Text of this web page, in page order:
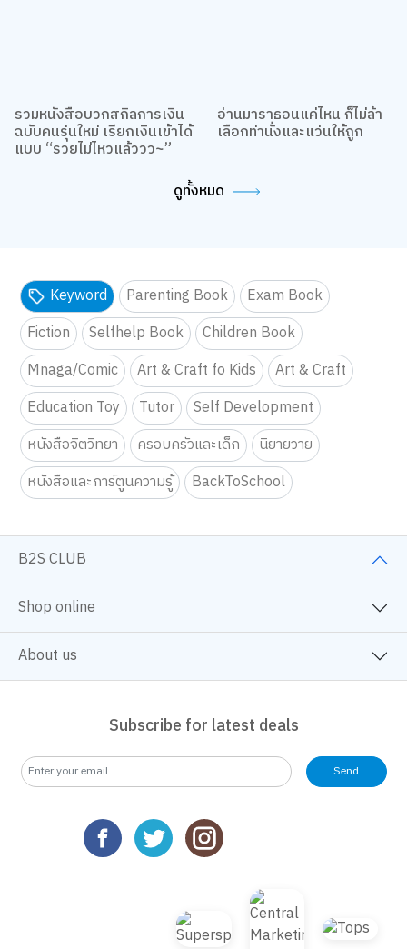
รวมหนังสือบวกสกิลการเงิน
ฉบับคนรุ่นใหม่ เรียกเงินเข้าได้
แบบ “รวยไม่ไหวแล้ววว~”
อ่านมาราธอนแค่ไหน ก็ไม่ล้า
เลือกท่านั่งและแว่นให้ถูก
ดูทั้งหมด
Keyword Parenting Book
Exam Book
Fiction
Selfhelp Book
Children Book
Mnaga/Comic
Art & Craft fo Kids
Art & Craft
Education Toy
Tutor
Self Development
หนังสือจิตวิทยา
ครอบครัวและเด็ก
นิยายวาย
หนังสือและการ์ตูนความรู้
BackToSchool
B2S CLUB
Shop online
About us
Subscribe for latest deals
Send